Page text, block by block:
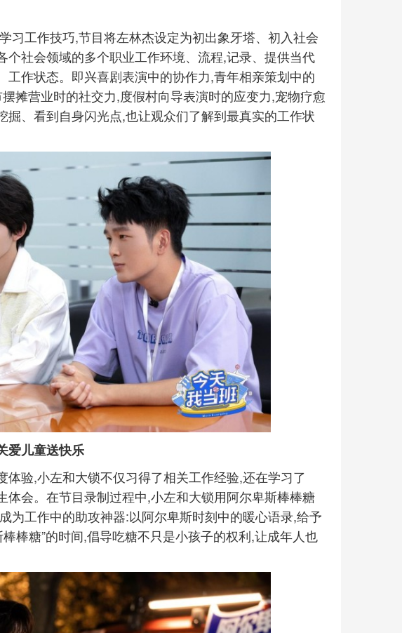
习工作技巧,节目将左林杰设定为初出象牙塔、初入社会
个社会领域的多个职业工作环境、流程,记录、提供当代
作状态。即兴喜剧表演中的协作力,青年相亲策划中的
摊营业时的社交力,度假村向导表演时的应变力,宠物疗愈
、看到自身闪光点,也让观众们了解到最真实的工作状
爱儿童送快乐
体验,小左和大锁不仅习得了相关工作经验,还在学习了
体会。在节目录制过程中,小左和大锁用阿尔卑斯棒棒糖
为工作中的助攻神器:以阿尔卑斯时刻中的暖心语录,给予
棒糖”的时间,倡导吃糖不只是小孩子的权利,让成年人也